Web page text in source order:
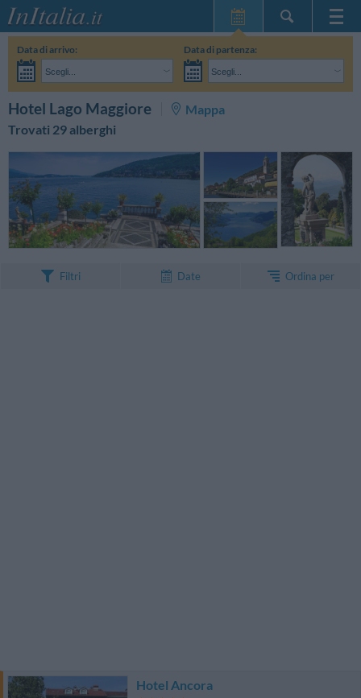
Home Page
Le mie Prenotazioni
InItalia Club
Data di arrivo:
Scegli...
Data di partenza:
Scegli...
Hotel Lago Maggiore
Mappa
Trovati 29 alberghi
Filtri Date Ordina per
Hotel Ancora